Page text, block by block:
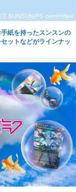
紙を持ったスンスンの
ットなどがラインナッ